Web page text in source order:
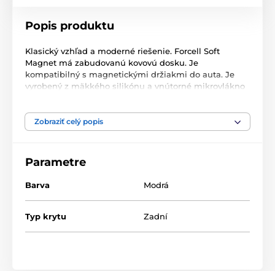
Popis produktu
Klasický vzhľad a moderné riešenie. Forcell Soft
Magnet má zabudovanú kovovú dosku. Je
kompatibilný s magnetickými držiakmi do auta. Je
vyrobený z mäkkého silikónu a vnútorné mikrovlákno
Jemná matná textúra dodáva elegantný vzhľad.
Puzdro poskytuje plný prístup ku všetkým funkciám
Zobraziť celý popis
Parametre
Barva Modrá
Typ krytu Zadní